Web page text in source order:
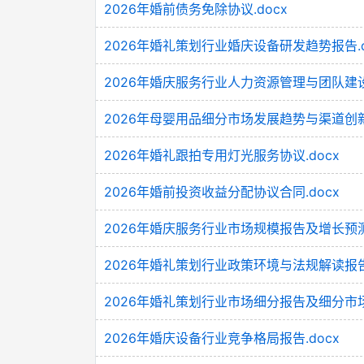
2026年婚前债务免除协议.docx
2026年婚礼策划行业婚庆设备研发趋势报告
2026年婚庆服务行业人力资源管理与团队建
2026年母婴用品细分市场发展趋势与渠道创
2026年婚礼跟拍专用灯光服务协议.docx
2026年婚前投资收益分配协议合同.docx
2026年婚庆服务行业市场规模报告及增长预
2026年婚礼策划行业政策环境与法规解读报
2026年婚礼策划行业市场细分报告及细分市
2026年婚庆设备行业竞争格局报告.docx